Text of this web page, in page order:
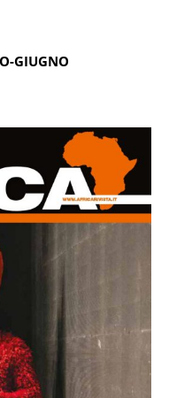
GIUGNO